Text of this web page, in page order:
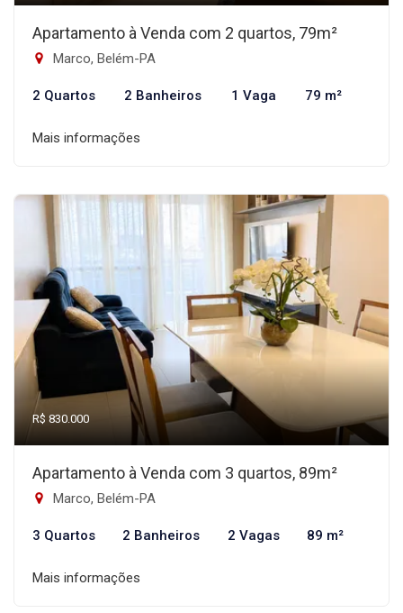
Apartamento à Venda com 2 quartos, 79m²
Marco, Belém-PA
2 Quartos 2 Banheiros 1 Vaga 79 m²
Mais informações
R$ 830.000
Apartamento à Venda com 3 quartos, 89m²
Marco, Belém-PA
3 Quartos 2 Banheiros 2 Vagas 89 m²
Mais informações